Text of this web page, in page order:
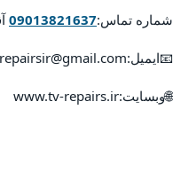
شماره تماس:09013821637
📧ایمیل:tvrepairsir@gmail.com
🌐وبسایت:www.tv-repairs.ir